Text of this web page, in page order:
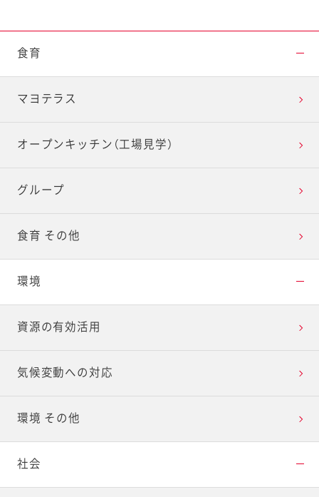
食育
マヨテラス
オープンキッチン（工場見学）
グループ
食育 その他
環境
資源の有効活用
気候変動への対応
環境 その他
社会